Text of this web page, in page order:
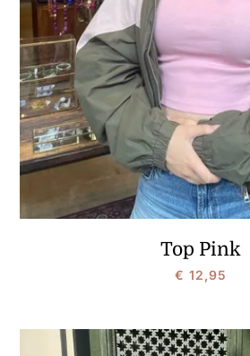
Top Pink
€ 12,95